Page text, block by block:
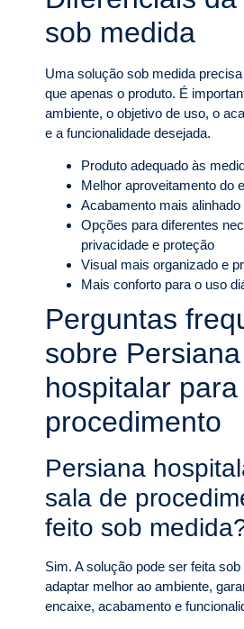
sob medida
Uma solução sob medida
que apenas o produto. É
ambiente, o objetivo de uso, o
e a funcionalidade desejada.
Produto adequado às
Melhor aproveitamento do
Acabamento mais alinhado
Opções para diferentes
privacidade e proteção
Visual mais organizado e
Mais conforto para o uso
Perguntas
sobre Persiana
hospitalar
procedimento
Persiana
sala de
feito sob
Sim. A solução pode ser feita
adaptar melhor ao ambiente,
encaixe, acabamento e